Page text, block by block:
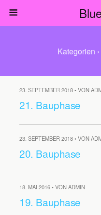
Kategorien ›
23. SEPTEMBER 2018 • VON
21. Bauphase
23. SEPTEMBER 2018 • VON
20. Bauphase
18. MAI 2016 • VON ADMIN
19. Bauphase